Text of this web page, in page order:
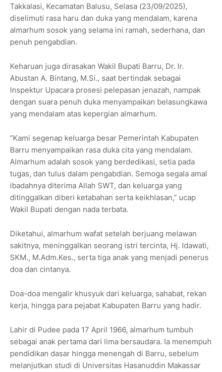
Takkalasi, Kecamatan Balusu, Selasa (23/09/2025),
diselimuti rasa haru dan duka yang mendalam, karena
almarhum sosok yang selama ini ramah, sederhana, dan
penuh pengabdian.
Keharuan juga dirasakan Wakil Bupati Barru, Dr. Ir.
Abustan A. Bintang, M.Si., saat bertindak sebagai
Inspektur Upacara prosesi pelepasan jenazah, nampak
dengan suara penuh duka menyampaikan belasungkawa
yang mendalam atas kepergian almarhum.
“Kami segenap keluarga besar Pemerintah Kabupaten
Barru menyampaikan rasa duka cita yang mendalam.
Almarhum adalah sosok yang berdedikasi, setia pada
tugas, dan tulus dalam pengabdian. Semoga segala amal
ibadahnya diterima Allah SWT, dan keluarga yang
ditinggalkan diberi ketabahan serta keikhlasan,” ucap
Wakil Bupati dengan nada terbata.
Diketahui, almarhum wafat setelah berjuang melawan
sakitnya, meninggalkan seorang istri tercinta, Hj. Idawati,
SKM., M.Adm.Kes., serta tiga anak yang menjadi penerus
doa dan cintanya.
Doa-doa mengalir khusyuk dari keluarga, sahabat, rekan
kerja, hingga para pejabat Kabupaten Barru yang hadir.
Lahir di Pudee pada 17 April 1966, almarhum tumbuh
sebagai anak pertama dari lima bersaudara. Ia menempuh
pendidikan dasar hingga menengah di Barru, sebelum
melanjutkan studi di Universitas Hasanuddin Makassar